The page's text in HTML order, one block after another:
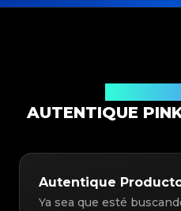
AUTENTIQUE
Autentique
Ya sea que esté